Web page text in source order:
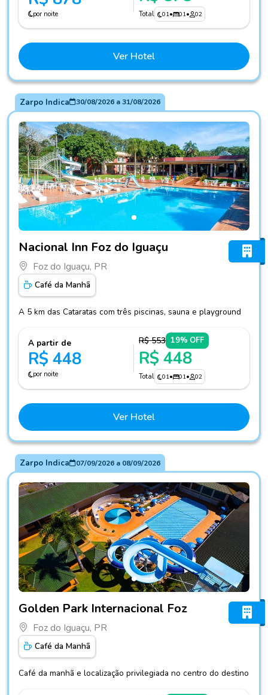
por noite Total 01• 01• 02
Ver Hotel
Zarpo Indica 30/08/2026a31/08/2026
Nacional Inn Foz do Iguaçu
Foz do Iguaçu, PR
Café da Manhã
A 5 km das Cataratas com três piscinas, sauna e playground
A partir de
R$ 448
por noite
R$ 553 19% OFF
R$ 448
Total 01• 01• 02
Ver Hotel
Zarpo Indica 07/09/2026a 08/09/2026
Golden Park Internacional Foz
Foz do Iguaçu, PR
Café da Manhã
Café da manhã e localização privilegiada no centro do destino